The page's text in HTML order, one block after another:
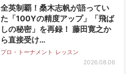
全英制覇！桑木志帆が語ってい
た「100Yの精度アップ」「飛ば
しの秘密」を再録！ 藤田寛之か
ら直接受け…
プロ・トーナメント レッスン
2026.08.06